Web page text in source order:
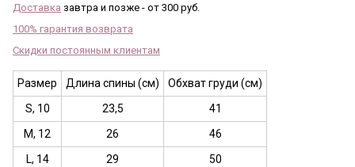
Доставка завтра и позже - от 300 руб.
100% гарантия возврата
Скидки постоянным клиентам
Размер Длина спины (см)
Обхват груди (см)
S, 10
23,5
41
M, 12
26
46
L, 14
29 50